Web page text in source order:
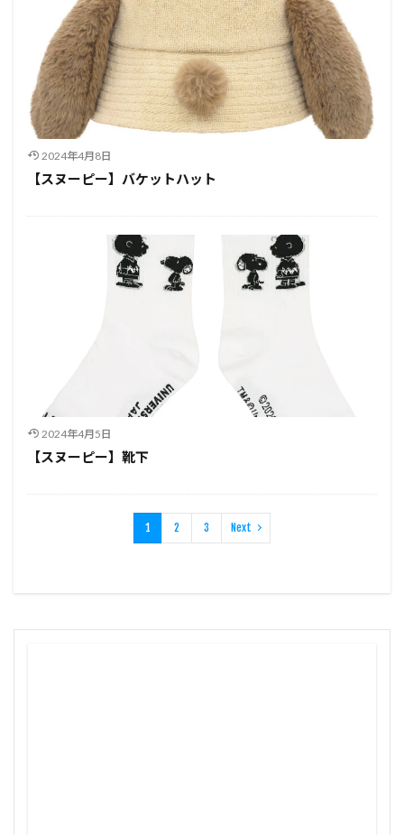
2024年4月8日
【スヌーピー】バケットハット
2024年4月5日
【スヌーピー】靴下
1 2 3 Next